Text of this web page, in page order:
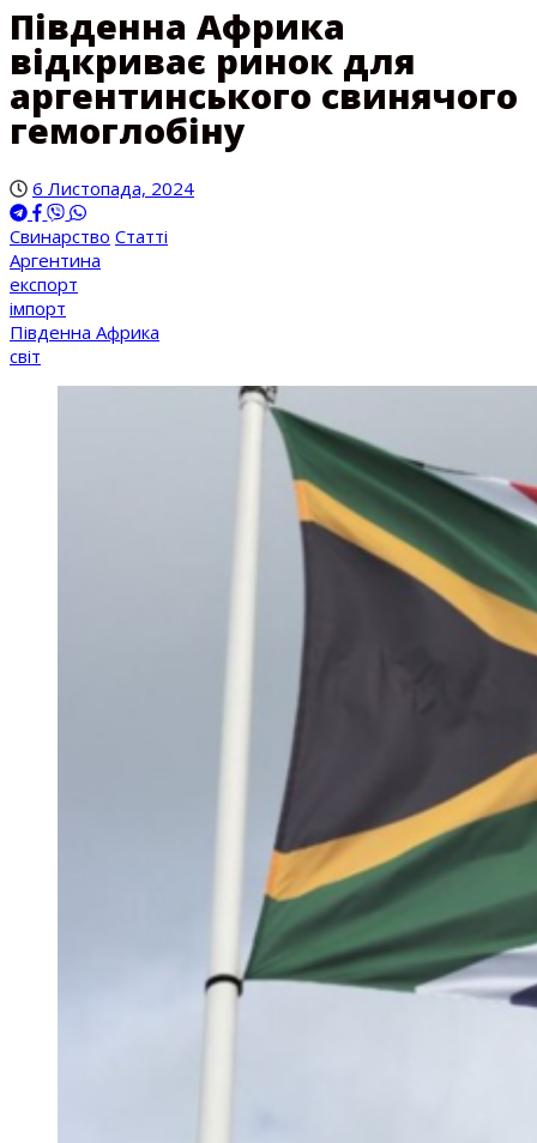
Південна Африка
відкриває ринок для
аргентинського свинячого
гемоглобіну
6 Листопада, 2024
Свинарство Статті
Аргентина
експорт
імпорт
Південна Африка
світ